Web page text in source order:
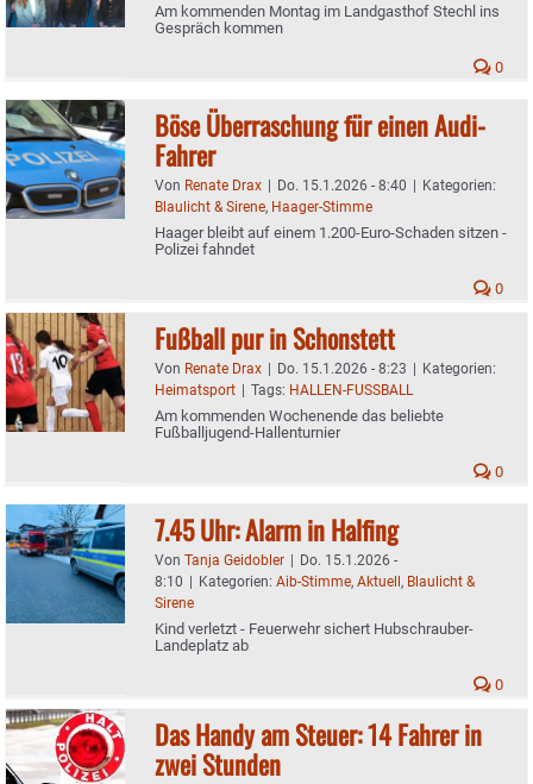
Am kommenden Montag im Landgasthof Stechl ins
Gespräch kommen
0
Böse Überraschung für einen Audi-
Fahrer
Von Renate Drax | Do. 15.1.2026 - 8:40 | Kategorien:
Blaulicht & Sirene, Haager-Stimme
Haager bleibt auf einem 1.200-Euro-Schaden sitzen -
Polizei fahndet
0
Fußball pur in Schonstett
Von Renate Drax | Do. 15.1.2026 - 8:23 | Kategorien:
Heimatsport | Tags: HALLEN-FUSSBALL
Am kommenden Wochenende das beliebte
Fußballjugend-Hallenturnier
0
7.45 Uhr: Alarm in Halfing
Von Tanja Geidobler | Do. 15.1.2026 -
8:10 | Kategorien: Aib-Stimme, Aktuell, Blaulicht &
Sirene
Kind verletzt - Feuerwehr sichert Hubschrauber-
Landeplatz ab
0
Das Handy am Steuer: 14 Fahrer in
zwei Stunden